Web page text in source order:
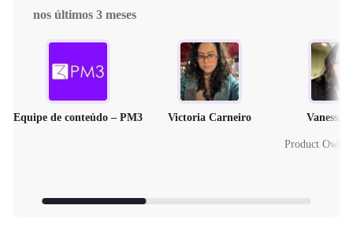
nos últimos 3 meses
Equipe de conteúdo – PM3 Victoria Carneiro Vanessa
Product